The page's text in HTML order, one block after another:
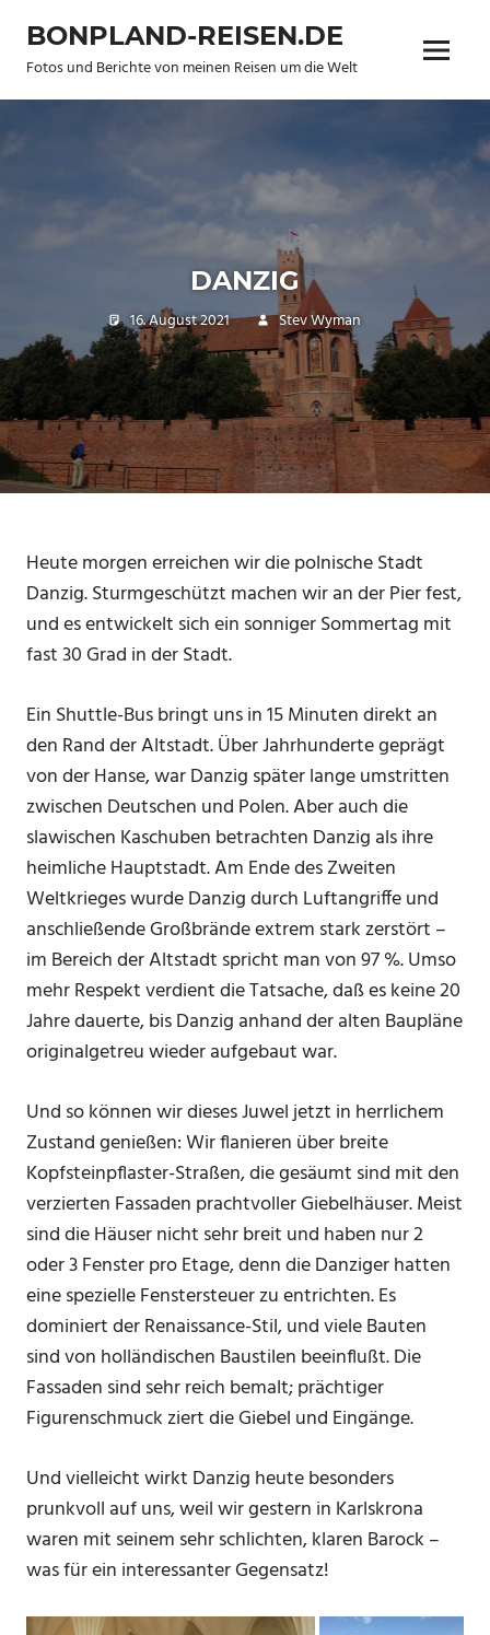
Inhalt
springen
BONPLAND-REISEN.DE
Fotos und Berichte von meinen Reisen um die Welt Menü
DANZIG
16. August 2021 Stev Wyman Travel
Heute morgen erreichen wir die polnische Stadt
Danzig. Sturmgeschützt machen wir an der Pier fest,
und es entwickelt sich ein sonniger Sommertag mit
fast 30 Grad in der Stadt.
Ein Shuttle-Bus bringt uns in 15 Minuten direkt an
den Rand der Altstadt. Über Jahrhunderte geprägt
von der Hanse, war Danzig später lange umstritten
zwischen Deutschen und Polen. Aber auch die
slawischen Kaschuben betrachten Danzig als ihre
heimliche Hauptstadt. Am Ende des Zweiten
Weltkrieges wurde Danzig durch Luftangriffe und
anschließende Großbrände extrem stark zerstört –
im Bereich der Altstadt spricht man von 97 %. Umso
mehr Respekt verdient die Tatsache, daß es keine 20
Jahre dauerte, bis Danzig anhand der alten Baupläne
originalgetreu wieder aufgebaut war.
Und so können wir dieses Juwel jetzt in herrlichem
Zustand genießen: Wir flanieren über breite
Kopfsteinpflaster-Straßen, die gesäumt sind mit den
verzierten Fassaden prachtvoller Giebelhäuser. Meist
sind die Häuser nicht sehr breit und haben nur 2
oder 3 Fenster pro Etage, denn die Danziger hatten
eine spezielle Fenstersteuer zu entrichten. Es
dominiert der Renaissance-Stil, und viele Bauten
sind von holländischen Baustilen beeinflußt. Die
Fassaden sind sehr reich bemalt; prächtiger
Figurenschmuck ziert die Giebel und Eingänge.
Und vielleicht wirkt Danzig heute besonders
prunkvoll auf uns, weil wir gestern in Karlskrona
waren mit seinem sehr schlichten, klaren Barock –
was für ein interessanter Gegensatz!